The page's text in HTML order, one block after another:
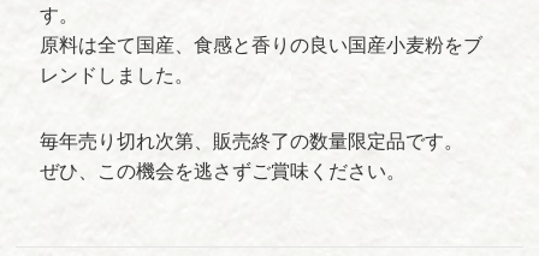
す。
原料は全て国産、食感と香りの良い国産小麦粉をブ
レンドしました。
毎年売り切れ次第、販売終了の数量限定品です。
ぜひ、この機会を逃さずご賞味ください。